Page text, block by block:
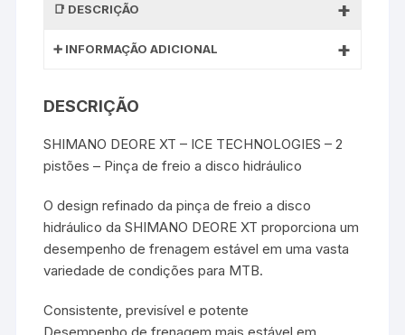
DESCRIÇÃO
INFORMAÇÃO ADICIONAL
DESCRIÇÃO
SHIMANO DEORE XT – ICE TECHNOLOGIES – 2
pistões – Pinça de freio a disco hidráulico
O design refinado da pinça de freio a disco
hidráulico da SHIMANO DEORE XT proporciona um
desempenho de frenagem estável em uma vasta
variedade de condições para MTB.
Consistente, previsível e potente